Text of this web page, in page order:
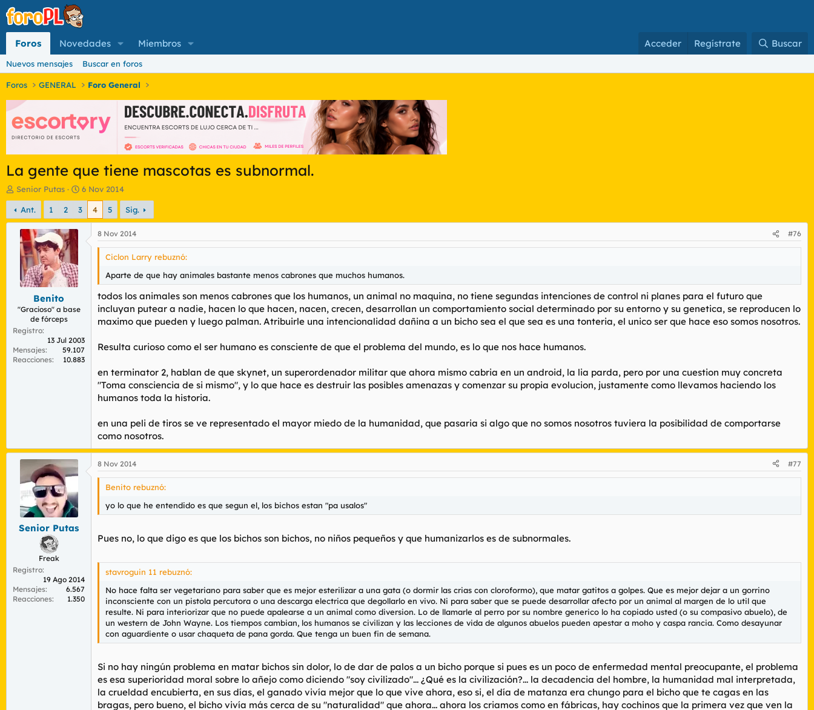
Foros Novedades Miembros Acceder Regístrate Buscar
Nuevos mensajes Buscar en foros
Foros GENERAL Foro General
La gente que tiene mascotas es subnormal.
I
n
i
c
a
d
d
e
a
Senior Putas
F
e
c
h
6 Nov 2014
Ant. 1 2 3 4 5 Sig.
Benito
"Gracioso" a base
de fórceps
Registro
13 Jul 2003
Mensajes
59.107
Reacciones
10.883
8 Nov 2014 #76
Ciclon Larry rebuznó:
Aparte de que hay animales bastante menos cabrones que muchos humanos.
todos los animales son menos cabrones que los humanos, un animal no maquina, no tiene segundas intenciones de control ni planes para el futuro que
incluyan putear a nadie, hacen lo que hacen, nacen, crecen, desarrollan un comportamiento social determinado por su entorno y su genetica, se reproducen lo
maximo que pueden y luego palman. Atribuirle una intencionalidad dañina a un bicho sea el que sea es una tonteria, el unico ser que hace eso somos nosotros.
Resulta curioso como el ser humano es consciente de que el problema del mundo, es lo que nos hace humanos.
en terminator 2, hablan de que skynet, un superordenador militar que ahora mismo cabria en un android, la lia parda, pero por una cuestion muy concreta
"Toma consciencia de si mismo", y lo que hace es destruir las posibles amenazas y comenzar su propia evolucion, justamente como llevamos haciendo los
humanos toda la historia.
en una peli de tiros se ve representado el mayor miedo de la humanidad, que pasaria si algo que no somos nosotros tuviera la posibilidad de comportarse
como nosotros.
Senior Putas
Freak
Registro
19 Ago 2014
Mensajes
6.567
Reacciones
1.350
8 Nov 2014 #77
Benito rebuznó:
yo lo que he entendido es que segun el, los bichos estan "pa usalos"
Pues no, lo que digo es que los bichos son bichos, no niños pequeños y que humanizarlos es de subnormales.
stavroguin 11 rebuznó:
No hace falta ser vegetariano para saber que es mejor esterilizar a una gata (o dormir las crias con cloroformo), que matar gatitos a golpes. Que es mejor dejar a un gorrino
inconsciente con un pistola percutora o una descarga electrica que degollarlo en vivo. Ni para saber que se puede desarrollar afecto por un animal al margen de lo util que
resulte. Ni para interiorizar que no puede apalearse a un animal como diversion. Lo de llamarle al perro por su nombre generico lo ha copiado usted (o su compasivo abuelo), de
un western de John Wayne. Los tiempos cambian, los humanos se civilizan y las lecciones de vida de algunos abuelos pueden apestar a moho y caspa rancia. Como desayunar
con aguardiente o usar chaqueta de pana gorda. Que tenga un buen fin de semana.
Si no hay ningún problema en matar bichos sin dolor, lo de dar de palos a un bicho porque si pues es un poco de enfermedad mental preocupante, el problema
es esa superioridad moral sobre lo añejo como diciendo "soy civilizado"... ¿Qué es la civilización?... la decadencia del hombre, la humanidad mal interpretada,
la crueldad encubierta, en sus días, el ganado vivía mejor que lo que vive ahora, eso si, el día de matanza era chungo para el bicho que te cagas en las
bragas, pero bueno, el bicho vivía más cerca de su "naturalidad" que ahora... ahora los criamos como en fábricas, hay cochinos que la primera vez que ven la